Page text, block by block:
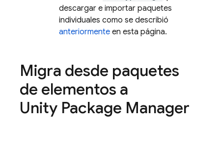
descargar e importar paquetes
individuales como se describió
anteriormente en esta página.
Migra desde paquetes
de elementos a
Unity Package Manager